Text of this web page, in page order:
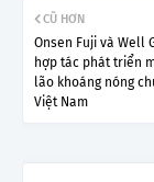
CŨ HƠN
Onsen Fuji và Well
hợp tác phát triển
lão khoáng nóng
Việt Nam